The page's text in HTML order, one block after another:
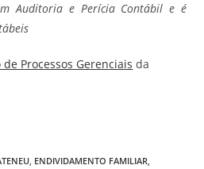
Auditoria e Perícia Contábil e é
de Processos Gerenciais da
, ENDIVIDAMENTO FAMILIAR,